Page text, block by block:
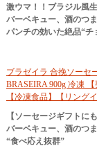
激ウマ！！ブラジル風
バーベキュー、酒のつ
パンチの効いた絶品“チ
ブラゼイラ 合挽ソーセ
BRASEIRA 900g 冷凍
【冷凍食品】【リング
【ソーセージギフトに
バーベキュー、酒のつ
“食べ応え抜群”